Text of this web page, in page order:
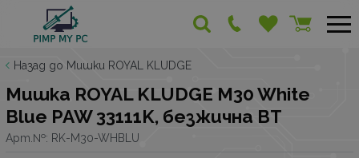
Назад до Мишки ROYAL KLUDGE
Мишка ROYAL KLUDGE M30 White
Blue PAW 33111K, безжична BT
Арт.№: RK-M30-WHBLU